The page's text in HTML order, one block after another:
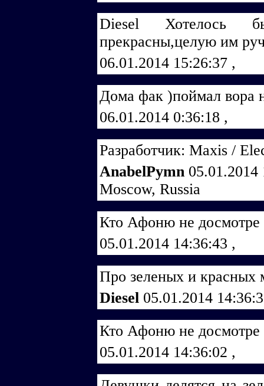
Diеsеl Хотелось
прекрасны,целую им
06.01.2014 15:26:37 ,
Дома фак )поймал вора
06.01.2014 0:36:18 ,
Разработчик: Maxis /
AnabelPymn
Moscow, Russia
Кто Афоню не досмотре
05.01.2014 14:36:43 ,
Про зеленых и красных
Diesel 05.01.2014
Кто Афоню не досмотре
05.01.2014 14:36:02 ,